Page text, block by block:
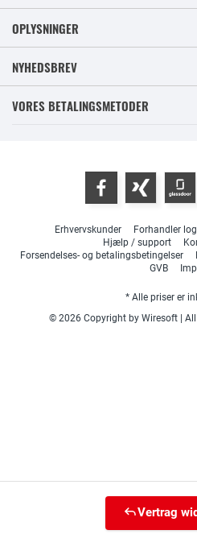
OPLYSNINGER
NYHEDSBREV
VORES BETALINGSMETODER
Erhvervskunder Forhandler
Hjælp / support
Forsendelses- og betalingsbetingelser
GVB
* Alle priser er
© 2026 Copyright by Wiresoft |
Vertrag